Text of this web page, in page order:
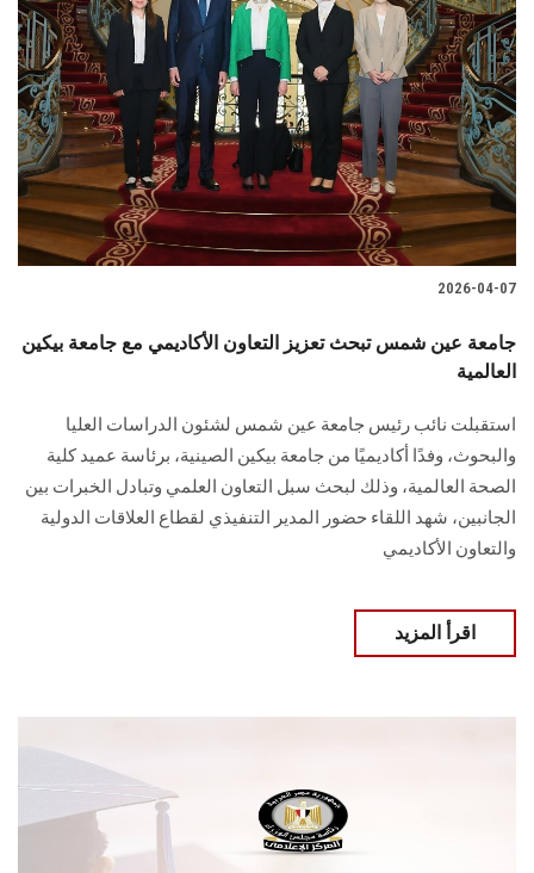
2026-04-07
جامعة عين شمس تبحث تعزيز التعاون الأكاديمي مع جامعة بيكين
العالمية
استقبلت نائب رئيس جامعة عين شمس لشئون الدراسات العليا
والبحوث، وفدًا أكاديميًا من جامعة بيكين الصينية، برئاسة عميد كلية
الصحة العالمية، وذلك لبحث سبل التعاون العلمي وتبادل الخبرات بين
الجانبين، شهد اللقاء حضور المدير التنفيذي لقطاع العلاقات الدولية
والتعاون الأكاديمي
اقرأ المزيد